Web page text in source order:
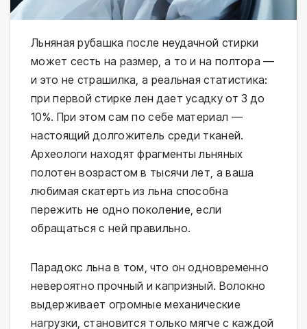
Льняная рубашка после неудачной стирки
может сесть на размер, а то и на полтора —
и это не страшилка, а реальная статистика:
при первой стирке лен дает усадку от 3 до
10%. При этом сам по себе материал —
настоящий долгожитель среди тканей.
Археологи находят фрагменты льняных
полотен возрастом в тысячи лет, а ваша
любимая скатерть из льна способна
пережить не одно поколение, если
обращаться с ней правильно.
Парадокс льна в том, что он одновременно
невероятно прочный и капризный. Волокно
выдерживает огромные механические
нагрузки, становится только мягче с каждой